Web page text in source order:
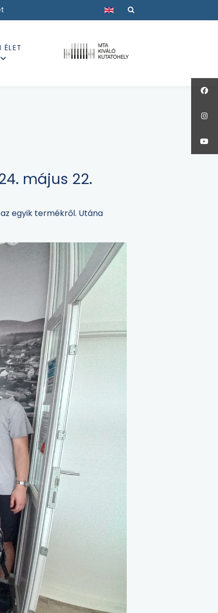
Válasszon nyelvet
ÉLET
május 22.
egyik termékről. Utána